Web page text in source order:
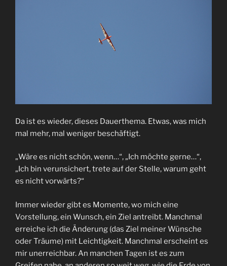
Da ist es wieder, dieses Dauerthema. Etwas, was mich
mal mehr, mal weniger beschäftigt.
„Wäre es nicht schön, wenn…“, „Ich möchte gerne…“,
„Ich bin verunsichert, trete auf der Stelle, warum geht
es nicht vorwärts?“
Immer wieder gibt es Momente, wo mich eine
Vorstellung, ein Wunsch, ein Ziel antreibt. Manchmal
erreiche ich die Änderung (das Ziel meiner Wünsche
oder Träume) mit Leichtigkeit. Manchmal erscheint es
mir unerreichbar. An manchen Tagen ist es zum